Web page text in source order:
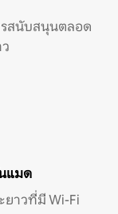
รสนับสนุนตลอด
แมด
ยาวที่มี Wi-Fi